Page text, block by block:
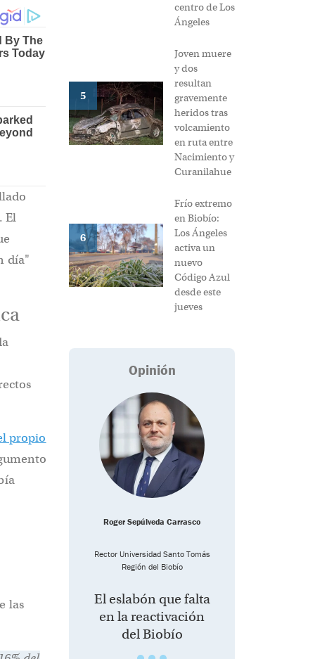
El
día"
propio
las
centro de Los
Ángeles
5
Joven muere
y dos
resultan
gravemente
heridos tras
volcamiento
en ruta entre
Nacimiento y
Curanilahue
6
Frío extremo
en Biobío:
Los Ángeles
activa un
nuevo
Código Azul
desde este
jueves
Opinión
Roger Sepúlveda Carrasco
Rector Universidad Santo Tomás
Región del Biobío
El eslabón que falta
en la reactivación
del Biobío